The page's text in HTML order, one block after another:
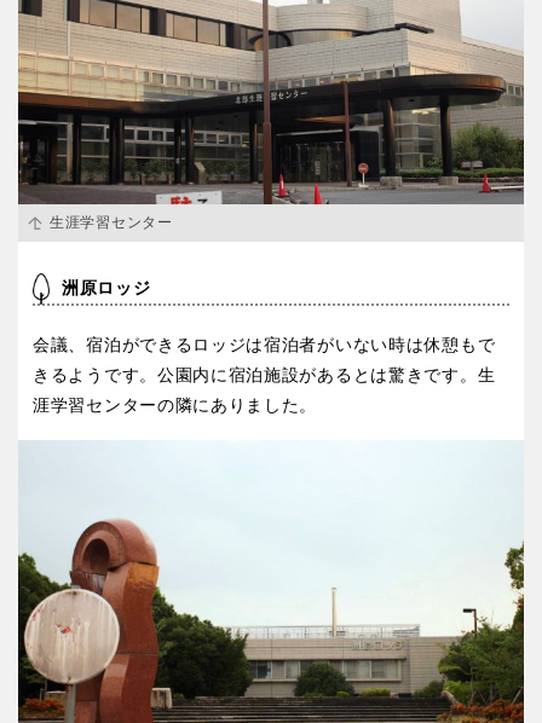
生涯学習センター
洲原ロッジ
会議、宿泊ができるロッジは宿泊者がいない時は休憩もで
きるようです。公園内に宿泊施設があるとは驚きです。生
涯学習センターの隣にありました。